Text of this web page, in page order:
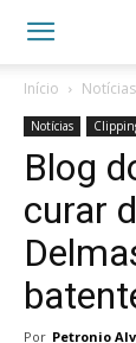
Início Notícias
Notícias
Blog
curar
Por Petronio